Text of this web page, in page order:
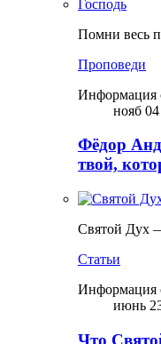
Помни весь
Проповеди
Информация
нояб
Фёдор
твой,
Святой Дух
Статьи
Информация
июнь
Что